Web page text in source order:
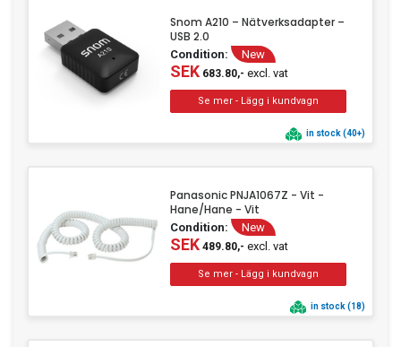
Snom A210 – Nätverksadapter –
USB 2.0
Condition: New
SEK683.80,- excl. vat
in stock (40+)
Panasonic PNJA1067Z - Vit -
Hane/Hane - Vit
Condition: New
SEK489.80,- excl. vat
in stock (18)